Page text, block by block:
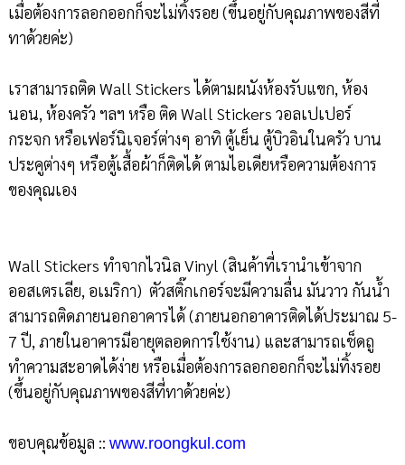
เมื่อต้องการลอกออกก็จะไม่ทิ้งรอย (ขึ้นอยู่กับคุณภาพของสีที่
ทาด้วยค่ะ)
เราสามารถติด Wall Stickers ได้ตามผนังห้องรับแขก, ห้อง
นอน, ห้องครัว ฯลฯ หรือ ติด Wall Stickers วอลเปเปอร์
กระจก หรือเฟอร์นิเจอร์ต่างๆ อาทิ ตู้เย็น ตู้บิวอินในครัว บาน
ประคูต่างๆ หรือตู้เสื้อผ้าก็ติดได้ ตามไอเดียหรือความต้องการ
ของคุณเอง
Wall Stickers ทำจากไวนิล Vinyl (สินค้าที่เรานำเข้าจาก
ออสเตรเลีย, อเมริกา) ตัวสติ๊กเกอร์จะมีความลื่น มันวาว กันน้ำ
สามารถติดภายนอกอาคารได้ (ภายนอกอาคารติดได้ประมาณ 5-
7 ปี, ภายในอาคารมีอายุตลอดการใช้งาน) และสามารถเช็ดถู
ทำความสะอาดได้ง่าย หรือเมื่อต้องการลอกออกก็จะไม่ทิ้งรอย
(ขึ้นอยู่กับคุณภาพของสีที่ทาด้วยค่ะ)
ขอบคุณข้อมูล :: www.roongkul.com